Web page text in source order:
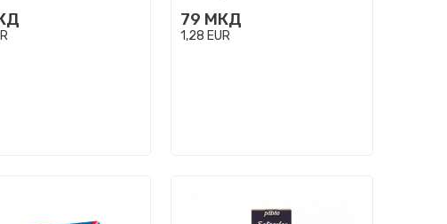
79 МКД
1,28 EUR